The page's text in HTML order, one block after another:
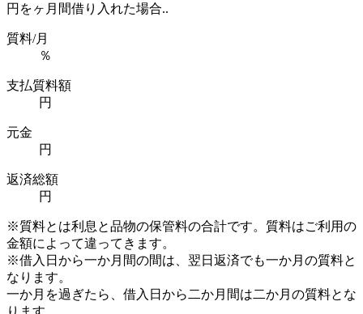
円をヶ月間借り入れた場合..
質料/月
％
支払質料額
円
元金
円
返済総額
円
※質料とは利息と品物の保管料の合計です。質料はご利用の
金額によって違ってきます。
※借入日から一か月間の間は、翌日返済でも一か月の質料と
なります。
一か月を過ぎたら、借入日から二か月間は二か月の質料とな
ります。